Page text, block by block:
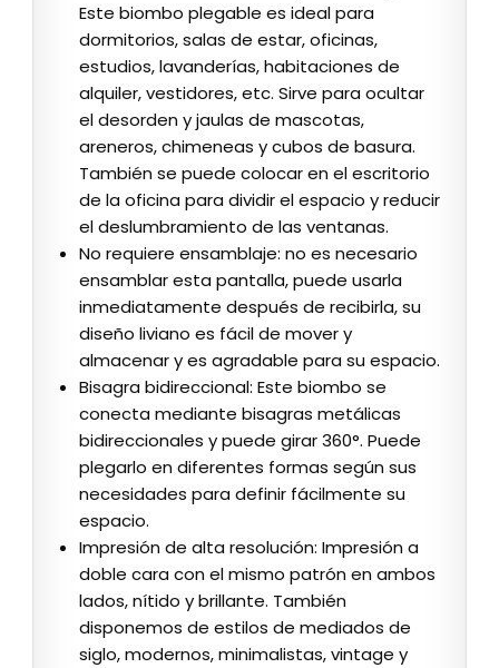
Este biombo plegable es ideal para
dormitorios, salas de estar, oficinas,
estudios, lavanderías, habitaciones de
alquiler, vestidores, etc. Sirve para ocultar
el desorden y jaulas de mascotas,
areneros, chimeneas y cubos de basura.
También se puede colocar en el escritorio
de la oficina para dividir el espacio y reducir
el deslumbramiento de las ventanas.
No requiere ensamblaje: no es necesario
ensamblar esta pantalla, puede usarla
inmediatamente después de recibirla, su
diseño liviano es fácil de mover y
almacenar y es agradable para su espacio.
Bisagra bidireccional: Este biombo se
conecta mediante bisagras metálicas
bidireccionales y puede girar 360°. Puede
plegarlo en diferentes formas según sus
necesidades para definir fácilmente su
espacio.
Impresión de alta resolución: Impresión a
doble cara con el mismo patrón en ambos
lados, nítido y brillante. También
disponemos de estilos de mediados de
siglo, modernos, minimalistas, vintage y